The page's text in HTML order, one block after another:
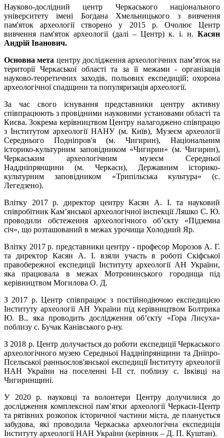
Науково-дослідний центр Черкаського національного
університету імені Богдана Хмельницького з вивчення
пам'яток археології створено у 2015 р. Очолює Центр
вивчення пам'яток археології (далі ‒ Центр) к. і. н. Касян
Андрій Іванович.
Основна мета центру дослідження археологічних пам’яток на
території Черкаської області та за її межами - організація
науково-теоретичних заходів, польових експедицій; охорона
археологічної спадщини та популяризація археології.
За час свого існування представники центру активну
співпрацюють з провідними науковими установами області та
Києва. Зокрема керівництвом Центру налагоджено співпрацю
з Інститутом археології НАНУ (м. Київ), Музеєм археології
Середнього Подніпров'я (м. Чигирин), Національним
історико-культурним заповідником «Чигирин» (м. Чигирин),
Черкаським археологічним музеєм Середньої
Наддніпрянщини (м. Черкаси), Державним історико-
культурним заповідником «Трипільська культура» (с.
Легедзено).
Влітку 2017 р. директор центру Касян А. І. та науковий
співробітник Кам’янської археологічної інспекції Ляшко С. Ю.
проводили обстеження археологічного об’єкту «Підземна
січ», що розташований в межах урочища Холодний Яр.
Влітку 2017 р. представники центру - професор Морозов А. Г.
та директор Касян А. І. взяли участь в роботі Скіфської
правобережної експедиції Інституту археології АН України,
яка працювала в межах Мотронинського городища під
керівництвом Могилова О. Д.
З 2017 р. Центр співпрацює з постійнодіючою експедицією
Інституту археології АН України під керівництвом Болтрика
Ю. В., яка проводить дослідження об’єкту «Гора Лисуха»
поблизу с. Бучак Канівського р-ну.
З 2018 р. Центр долучається до роботи експедиції Черкаського
археологічного музею Середньої Наддніпрянщини та Дніпро-
Псельської ранньослов'янської експедиції Інституту археології
НАН України на поселенні І-ІІ ст. поблизу с. Івківці на
Чигиринщині.
У 2020 р. науковці та волонтери Центру долучилися до
дослідження комплексної пам’ятки археології Черкаси-Центр
та рятівних розкопок історичної частини міста, де планується
забудова, які проводила Черкаська археологічна експедиція
Інституту археології НАН України (керівник – Д. П. Куштан).